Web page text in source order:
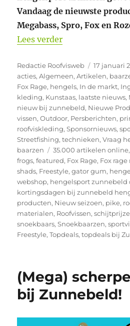
Vandaag de nieuwste
Megabass, Spro, Fox en
Lees verder“Heel veel
Auteur
Redactie Roofvisweb
Geplaatst
op
17 januari
acties,Algemeen,Artikelen,
Fox Rage, hengels, In de markt,
kleding, Kunstaas, laatste nieuws,
nieuw bij zunnebeld, Nieuwe
vissen,Outdoor, Persberichten,
roofviskleding,Sponsornieuws,
Streetfishing,technieken,Vraag
baarzen
Tags
35.000 artikelen online
frogs,featured, Fox Rage, Fox
shads, Freestyle,gator gum,
webshop, hengelsport zunnebeld
kortingsdagen bij zunnebeld
producten, Nieuw seizoen, pike,
materialen, Roofvissen,
snoekbaars,Snoekbaarzen,
Freestyle,Topdeals,topdeals bij
(Mega)
bij Zunnebeld!